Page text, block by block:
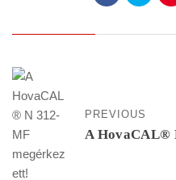
PREVIOUS
A HovaCAL®